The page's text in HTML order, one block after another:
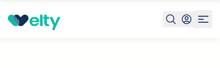
Prenota visita Inverigo